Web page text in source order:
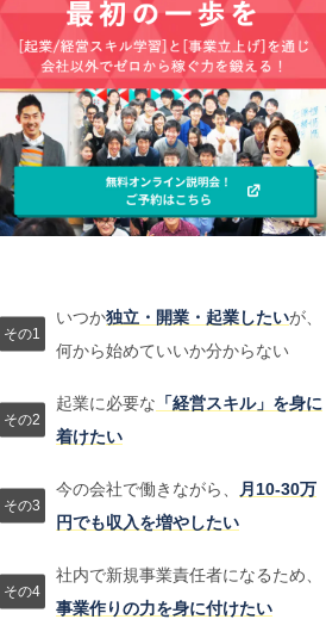
いつか独立・開業・起業したいが、
何から始めていいか分からない
起業に必要な 「経営スキル」を身に
着けたい
今の会社で働きながら、
月10-30万
円でも収入を増やしたい
社内で新規事業責任者になるため、
事業作りの力を身に付けたい